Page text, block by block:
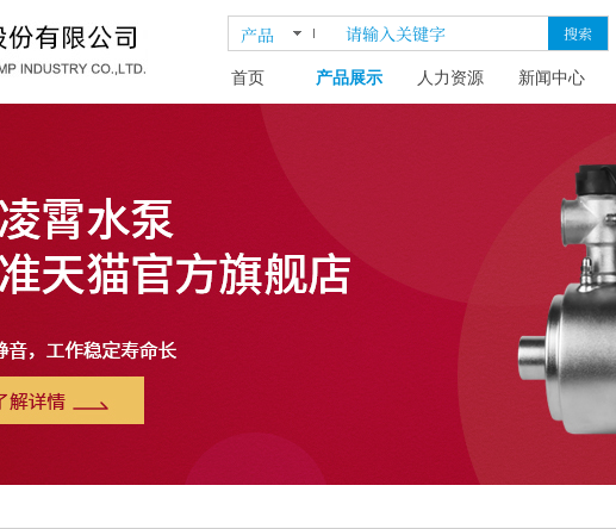
产品 搜索
首页 产品展示 人力资源 新闻中心